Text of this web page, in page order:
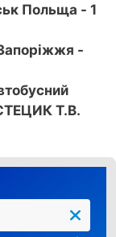
Польща - 1
-
Т.В.